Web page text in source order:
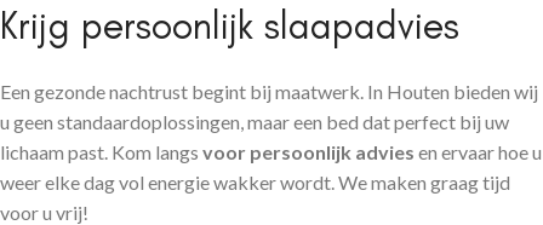
Krijg persoonlijk slaapadvies
Een gezonde nachtrust begint bij maatwerk. In Houten bieden wij
u geen standaardoplossingen, maar een bed dat perfect bij uw
lichaam past. Kom langs voor persoonlijk advies en ervaar hoe u
weer elke dag vol energie wakker wordt. We maken graag tijd
voor u vrij!